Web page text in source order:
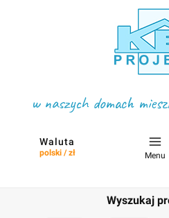
w naszych domach
Waluta
polski / zł Menu
Wyszukaj